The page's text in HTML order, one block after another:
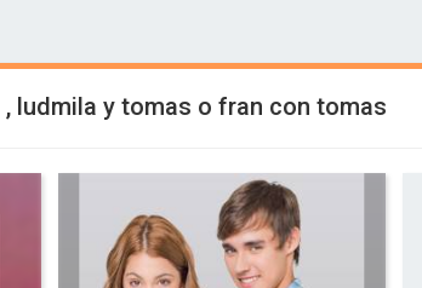
ludmila y tomas o fran con tomas